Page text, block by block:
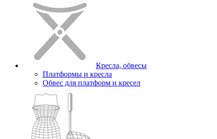
Кресла, обвесы
Платформы и кресла
Обвес для платформ и кресел